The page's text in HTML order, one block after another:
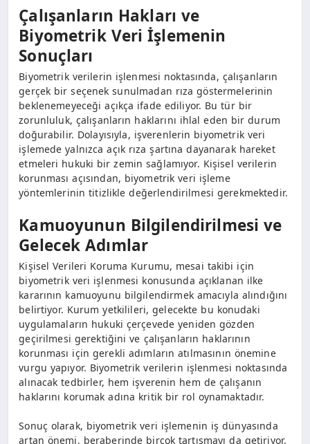
Çalışanların Hakları ve
Biyometrik Veri İşlemenin
Sonuçları
Biyometrik verilerin işlenmesi noktasında, çalışanların
gerçek bir seçenek sunulmadan rıza göstermelerinin
beklenemeyeceği açıkça ifade ediliyor. Bu tür bir
zorunluluk, çalışanların haklarını ihlal eden bir durum
doğurabilir. Dolayısıyla, işverenlerin biyometrik veri
işlemede yalnızca açık rıza şartına dayanarak hareket
etmeleri hukuki bir zemin sağlamıyor. Kişisel verilerin
korunması açısından, biyometrik veri işleme
yöntemlerinin titizlikle değerlendirilmesi gerekmektedir.
Kamuoyunun Bilgilendirilmesi ve
Gelecek Adımlar
Kişisel Verileri Koruma Kurumu, mesai takibi için
biyometrik veri işlenmesi konusunda açıklanan ilke
kararının kamuoyunu bilgilendirmek amacıyla alındığını
belirtiyor. Kurum yetkilileri, gelecekte bu konudaki
uygulamaların hukuki çerçevede yeniden gözden
geçirilmesi gerektiğini ve çalışanların haklarının
korunması için gerekli adımların atılmasının önemine
vurgu yapıyor. Biyometrik verilerin işlenmesi noktasında
alınacak tedbirler, hem işverenin hem de çalışanın
haklarını korumak adına kritik bir rol oynamaktadır.
Sonuç olarak, biyometrik veri işlemenin iş dünyasında
artan önemi, beraberinde birçok tartışmayı da getiriyor.